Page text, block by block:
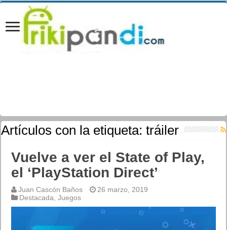
Artículos con la etiqueta:tráiler
Vuelve a ver el State of Play,
el ‘PlayStation Direct’
Juan Cascón Baños
26 marzo, 2019
Destacada ,Juegos